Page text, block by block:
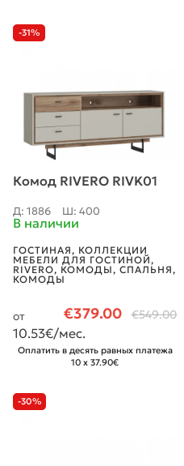
-31%
Комод RIVERO RIVK01
Д: 1886 Ш: 400
В наличии
ГОСТИНАЯ, КОЛЛЕКЦИИ
МЕБЕЛИ ДЛЯ ГОСТИНОЙ,
RIVERO, КОМОДЫ, СПАЛЬНЯ,
КОМОДЫ
€379.00 €549.00
от
10.53€/мес.
Оплатить в десять равных платежа
10 x 37.90€
-30%